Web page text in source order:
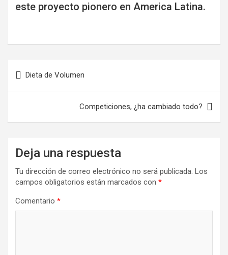
este proyecto pionero en America Latina.
de
Dieta de Volumen
Competiciones, ¿ha cambiado todo?
Deja una respuesta
Tu dirección de correo electrónico no será publicada. Los
campos obligatorios están marcados con *
Comentario *